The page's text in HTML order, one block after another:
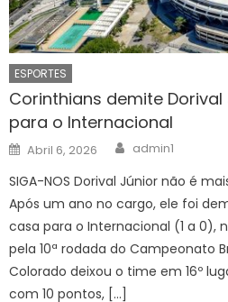
ESPORTES
Corinthians demite
para o Internacional
Posted
on
Abril 6, 2026 Author
admin1
SIGA-NOS Dorival Júnior não é
Após um ano no cargo, ele foi
casa para o Internacional (1 a 0),
pela 10ª rodada do Campeonato
Colorado deixou o time em 16º
com 10 pontos, […]